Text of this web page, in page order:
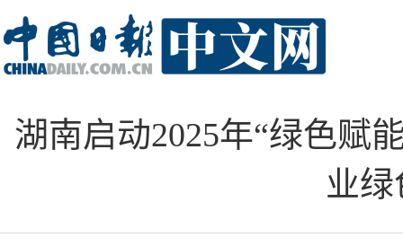
湖南启动2025年“绿色赋
业